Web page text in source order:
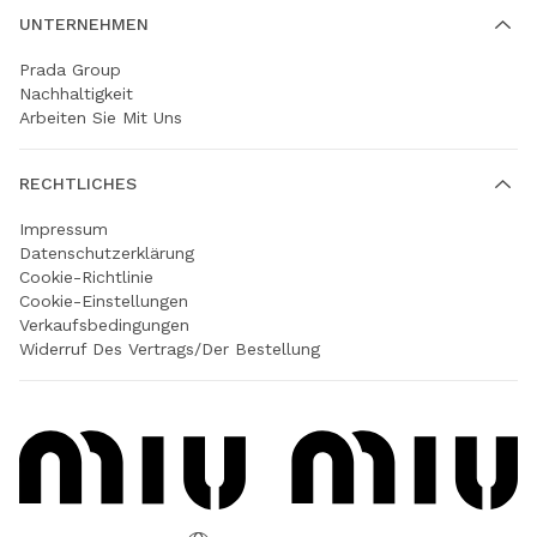
UNTERNEHMEN
Prada Group
Nachhaltigkeit
Arbeiten Sie Mit Uns
RECHTLICHES
Impressum
Datenschutzerklärung
Cookie-Richtlinie
Cookie-Einstellungen
Verkaufsbedingungen
Widerruf Des Vertrags/der Bestellung